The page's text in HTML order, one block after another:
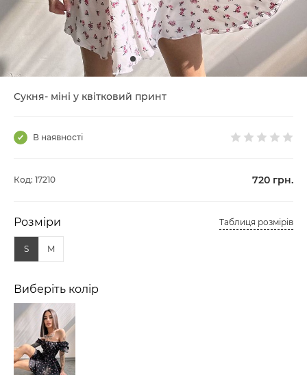
Сукня- міні у квітковий принт
В наявності
Код: 17210 720 грн.
Розміри Таблиця розмірів
S M
Виберіть колір